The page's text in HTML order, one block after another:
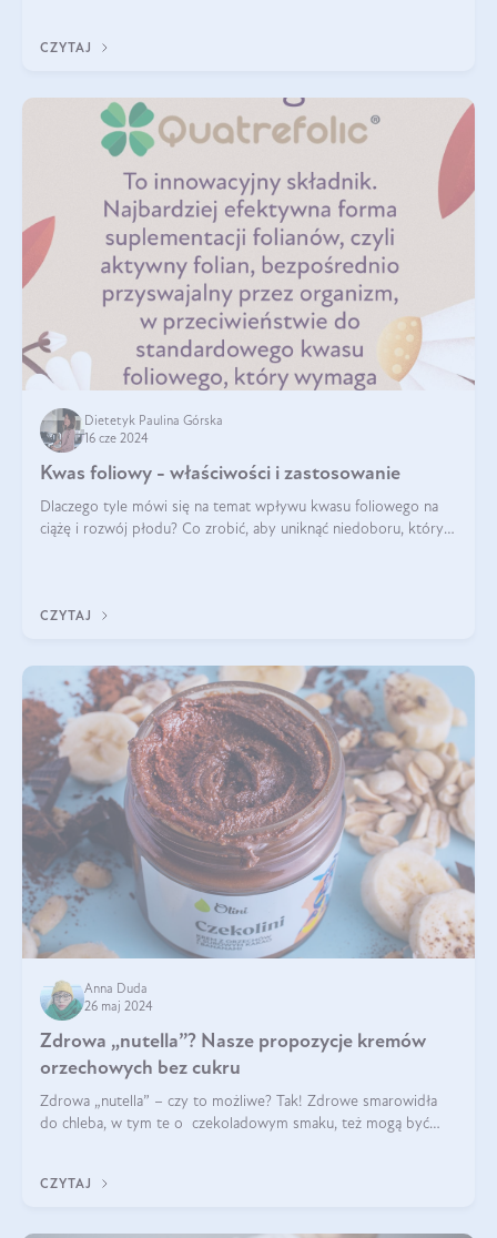
CZYTAJ
Dietetyk Paulina Górska
16 cze 2024
Kwas foliowy - właściwości i zastosowanie
Dlaczego tyle mówi się na temat wpływu kwasu foliowego na
ciążę i rozwój płodu? Co zrobić, aby uniknąć niedoboru, który
CZYTAJ
Anna Duda
26 maj 2024
Zdrowa „nutella”? Nasze propozycje kremów
orzechowych bez cukru
Zdrowa „nutella” – czy to możliwe? Tak! Zdrowe smarowidła
do chleba, w tym te o czekoladowym smaku, też mogą być
CZYTAJ